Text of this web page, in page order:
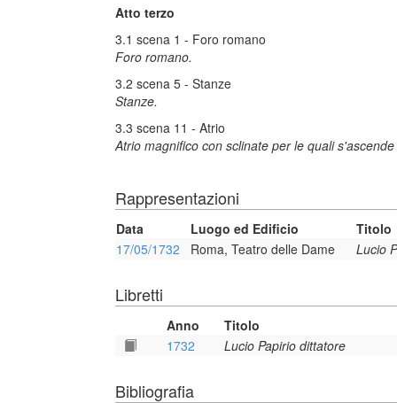
Atto terzo
3.1 scena 1 - Foro romano
Foro romano.
3.2 scena 5 - Stanze
Stanze.
3.3 scena 11 - Atrio
Atrio magnifico con sclinate per le quali
Rappresentazioni
Data Luogo ed Edificio
Titolo
17/05/1732
Roma, Teatro delle Dame Lucio
Libretti
Anno
Titolo
1732
Lucio Papirio dittatore
Bibliografia